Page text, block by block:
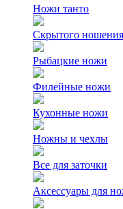
Ножи танто
Скрытого ношения
Рыбацкие ножи
Филейные ножи
Кухонные ножи
Ножны и чехлы
Все для заточки
Аксессуары для